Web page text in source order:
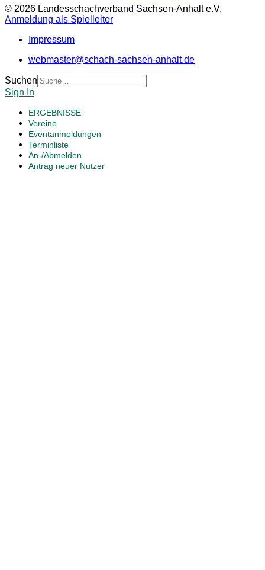
© 2026 Landesschachverband Sachsen-Anhalt e.V.
Anmeldung als Spielleiter
Impressum
webmaster@schach-sachsen-anhalt.de
Suchen
Sign In
ERGEBNISSE
Vereine
Eventanmeldungen
Terminliste
An-/Abmelden
Antrag neuer Nutzer